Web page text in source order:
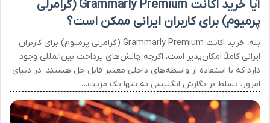
آیا خرید اکانت Grammarly Premium (گرامرلی
پرمیوم) برای کاربران ایرانی ممکن است؟
بله، خرید اکانت Grammarly Premium (گرامرلی پرمیوم) برای کاربران
ایرانی کاملاً امکان‌پذیر است، اگرچه چالش‌های پرداخت بین‌المللی وجود
دارد که با استفاده از واسطه‌های داخلی معتبر قابل حل هستند. در دنیای
امروز، تسلط بر نگارش انگلیسی نه تنها یک مزیت،…